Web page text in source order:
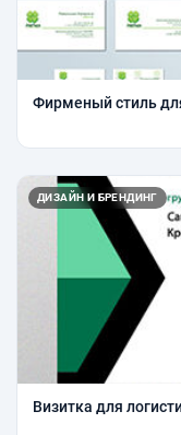
Фирменый стиль
ДИЗАЙН И БРЕНДИНГ
Визитка для